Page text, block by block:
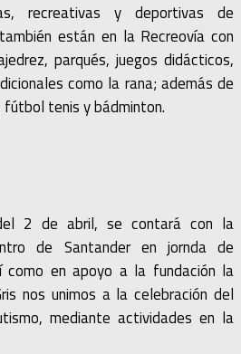
recreativas y deportivas de
están en la Recreovía con
parqués, juegos didácticos,
como la rana; además de
tenis y bádminton.
2 de abril, se contará con la
de Santander en jornda de
como en apoyo a la fundación la
nos unimos a la celebración del
mediante actividades en la